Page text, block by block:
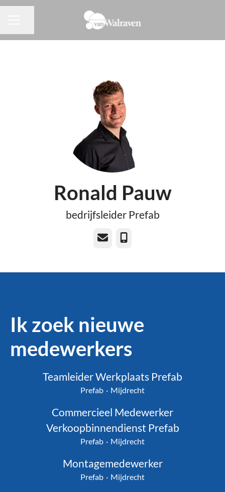
Ronald Pauw
bedrijfsleider Prefab
E-mailadresTelefoonnummer
Ik zoek nieuwe
medewerkers
Teamleider Werkplaats Prefab
Prefab · Mijdrecht
Commercieel Medewerker
Verkoopbinnendienst Prefab
Prefab · Mijdrecht
Montagemedewerker
Prefab · Mijdrecht